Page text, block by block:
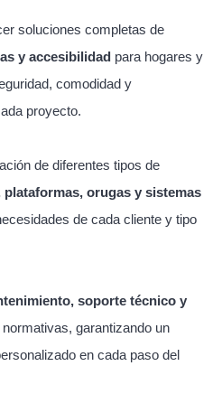
soluciones completas de
y accesibilidad para hogares y
comodidad y
proyecto.
de diferentes tipos de
plataformas, orugas y sistemas
de cada cliente y tipo
soporte técnico y
garantizando un
en cada paso del